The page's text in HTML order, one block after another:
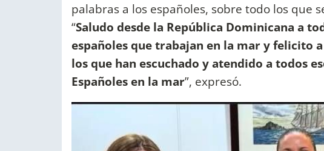
palabras a los españoles, sobre todo los que
“Saludo desde la República Dominicana a
españoles que trabajan en la mar y felicito
los que han escuchado y atendido a todos
Españoles en la mar”, expresó.